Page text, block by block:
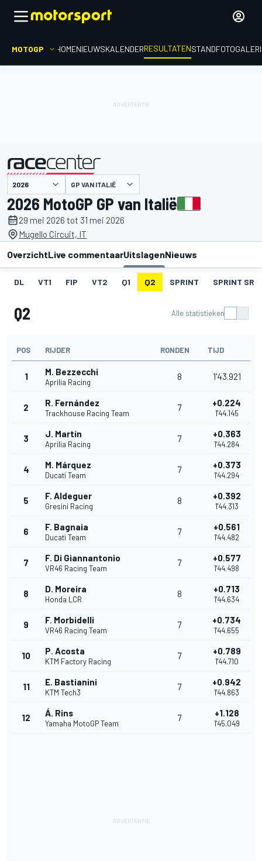
MOTOGP HOMENIEUWSKALENDERRESULTATENSTAND
gepresenteerd door GP VAN ITALIË
2026 MotoGP GP van Italië
29 mei 2026 tot 31 mei 2026
Mugello Circuit, IT
OverzichtLive commentaarUitslagenNieuws
DL VT1 FIP VT2 Q1 Q2 SPRINT SPRINT SR
Q2 Alle statistieken
POS RIJDER RONDEN TIJD
1 M. Bezzecchi
Aprilia Racing
8 1'43.921
2 R. Fernández
Trackhouse Racing Team
7 +0.224
1'44.145
3 J. Martín
Aprilia Racing
7 +0.363
1'44.284
4 M. Márquez
Ducati Team
7 +0.373
1'44.294
5 F. Aldeguer
Gresini Racing
8 +0.392
1'44.313
6 F. Bagnaia
Ducati Team
7 +0.561
1'44.482
7 F. Di Giannantonio
VR46 Racing Team
7 +0.577
1'44.498
8 D. Moreira
Honda LCR
8 +0.713
1'44.634
9 F. Morbidelli
VR46 Racing Team
7 +0.734
1'44.655
10 P. Acosta
KTM Factory Racing
7 +0.789
1'44.710
11 E. Bastianini
KTM Tech3
7 +0.942
1'44.863
12 Á. Rins
Yamaha MotoGP Team
7 +1.128
1'45.049